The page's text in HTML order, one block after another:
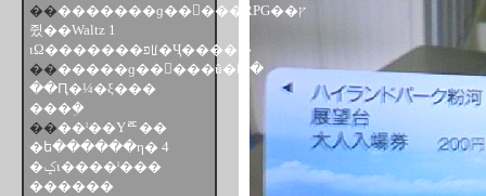
���������ɡ�����RPG��ץ
쥤��Waltz 1
ιΩ�������פꡦ�Ҷ�����
�������ɡ�����û�Խ�
��Ԥ�¼�ξ���
���ܹ�
����ˡ��Υꥦ��
�ե������η� 4
�ݤι����ˡ���
������